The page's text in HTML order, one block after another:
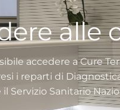
alle
accedere a Cure
i reparti di
Servizio Sanitario